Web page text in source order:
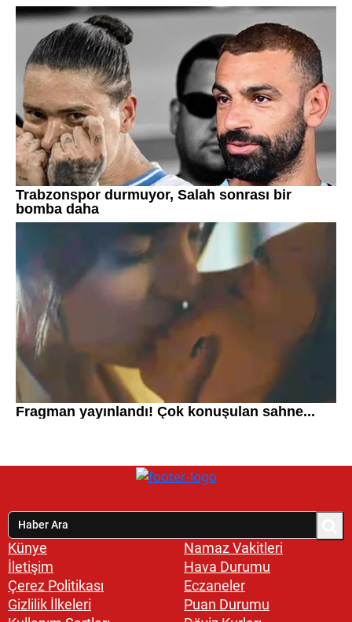
Künye
İletişim
Çerez Politikası
Gizlilik İlkeleri
Namaz Vakitleri
Hava Durumu
Eczaneler
Puan Durumu